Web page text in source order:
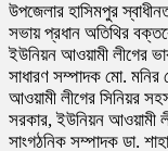
উপজেলার হাসিমপুর
সভায় প্রধান অতিথির
ইউনিয়ন আওয়ামী লীগের
সাধারণ সম্পাদক মো. মনির
আওয়ামী লীগের সিনিয়র
সরকার, ইউনিয়ন আওয়ামী
সাংগঠনিক সম্পাদক ডা.